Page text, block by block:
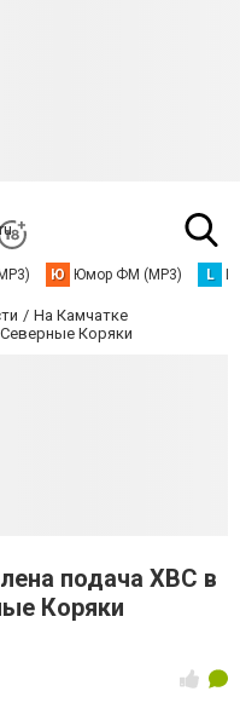
Ю Юмор ФМ (MP3) L
На Камчатке
Коряки
подача ХВС в
Коряки